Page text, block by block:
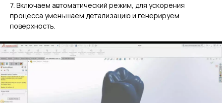
7. Включаем автоматический режим, для ускорения
процесса уменьшаем детализацию и генерируем
поверхность.